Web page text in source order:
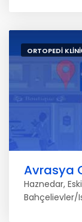
ORTOPEDI
Avrasya
Haznedar,
Bahçelievler/